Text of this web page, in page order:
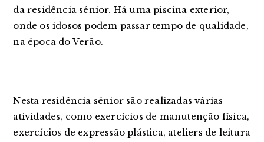
da residência sénior. Há uma piscina exterior,
onde os idosos podem passar tempo de qualidade,
na época do Verão.
Nesta residência sénior são realizadas várias
atividades, como exercícios de manutenção física,
exercícios de expressão plástica, ateliers de leitura